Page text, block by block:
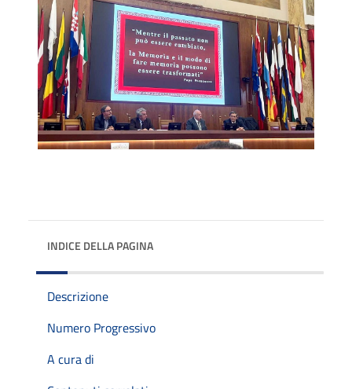
INDICE DELLA PAGINA
Descrizione
Numero Progressivo
A cura di